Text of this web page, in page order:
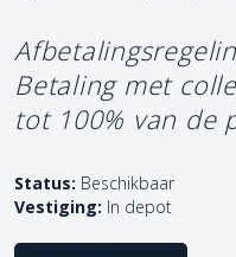
Betaling met
tot 100% van de
Status: Beschikbaar
Vestiging: In depot